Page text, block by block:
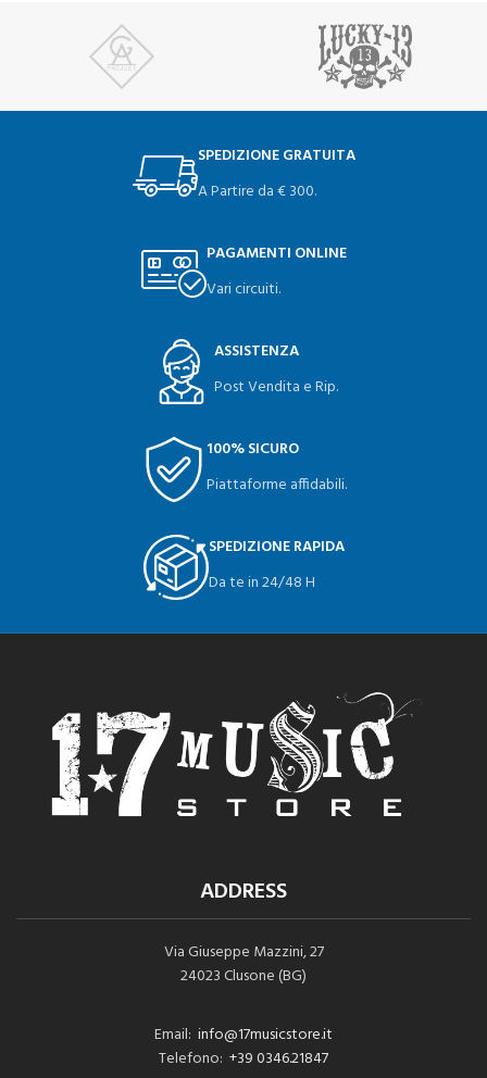
SPEDIZIONE GRATUITA
A Partire da € 300.
PAGAMENTI ONLINE
Vari circuiti.
ASSISTENZA
Post Vendita e Rip.
100% SICURO
Piattaforme affidabili.
SPEDIZIONE RAPIDA
Da te in 24/48 H
ADDRESS
Via Giuseppe Mazzini, 27
24023 Clusone (BG)
Email: info@17musicstore.it
Telefono: +39 0346.21847